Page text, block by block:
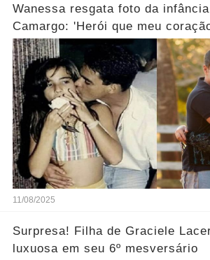
Wanessa resgata foto da
Camargo: 'Herói que meu
11/08/2025
Surpresa! Filha de Graciele
luxuosa em seu 6º mesversário